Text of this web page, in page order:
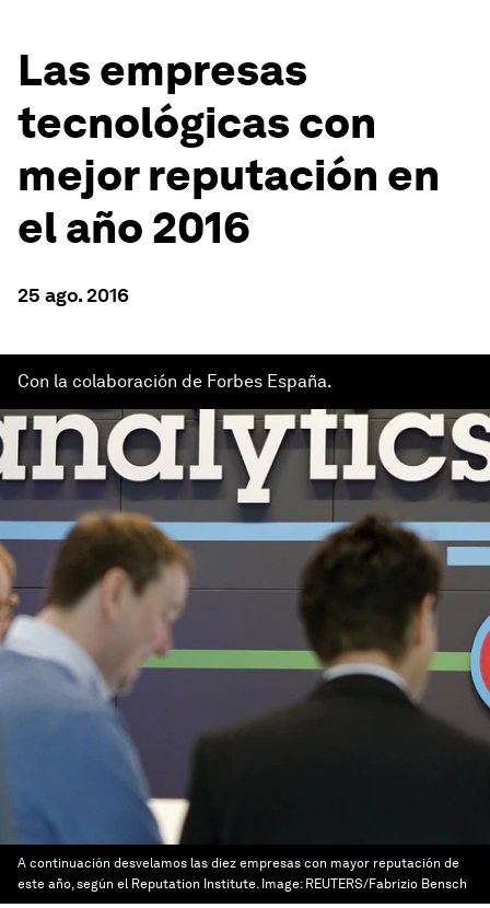
Las empresas
tecnológicas con
mejor reputación en
el año 2016
25 ago. 2016
Con la colaboración de Forbes España.
A continuación desvelamos las diez empresas con mayor reputación de
este año, según el Reputation Institute. Image: REUTERS/Fabrizio Bensch